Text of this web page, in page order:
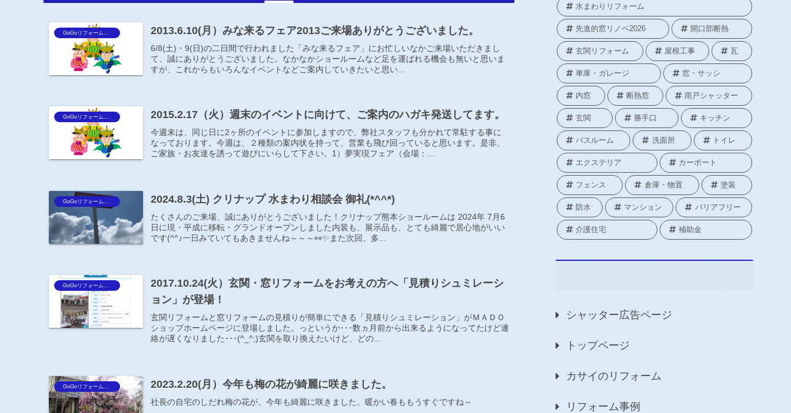
2013.6.10(月）みな来るフェア2013ご来場ありがとうございました。
6/8(土)・9(日)の二日間で行われました「みな来るフェア」にお忙しいなかご来場いただきまし
て、誠にありがとうございました。なかなかショールームなど足を運ばれる機会も無いと思いま
すが、これからもいろんなイベントなどご案内していきたいと思い...
GoGoリフォーム王Blog 2015.2.17（火）週末のイベントに向けて、ご案内のハガキ発送してます。
今週末は、同じ日に2ヶ所のイベントに参加しますので、弊社スタッフも分かれて常駐する事に
なっております。今週は、２種類の案内状を持って、営業も飛び回っていると思います。是非、
ご家族・お友達を誘って遊びにいらして下さい。1）夢実現フェア（会場：...
2024.8.3(土) クリナップ 水まわり相談会 御礼(*^^*)
たくさんのご来場、誠にありがとうございました！クリナップ熊本ショールームは 2024年 7月6
日に現・平成に移転・グランドオープンしました内装も、展示品も、とても綺麗で居心地がいい
です(^^♪一日みていてもあきませんね～～～👀✨また次回、多...
GoGoリフォーム王Blog
2017.10.24(火）玄関・窓リフォームをお考えの方へ「見積りシュミレーシ
ョン」が登場！
玄関リフォームと窓リフォームの見積りが簡単にできる「見積りシュミレーション」がＭＡＤＯ
ショップホームページに登場しました。っというか･･･数ヵ月前から出来るようになってたけど連
絡が遅くなりました･･･(^_^;)玄関を取り換えたいけど、どの...
2023.2.20(月）今年も梅の花が綺麗に咲きました。
社長の自宅のしだれ梅の花が、今年も綺麗に咲きました。暖かい春ももうすぐですね～
水まわりリフォーム
先進的窓リノベ2026 開口部断熱
玄関リフォーム 屋根工事 瓦
車庫・ガレージ 窓・サッシ
内窓 断熱窓 雨戸シャッター
玄関 勝手口 キッチン
バスルーム 洗面所 トイレ
エクステリア カーポート
フェンス 倉庫・物置 塗装
防水 マンション バリアフリー
介護住宅 補助金
シャッター広告ページ
トップページ
カサイのリフォーム
リフォーム事例